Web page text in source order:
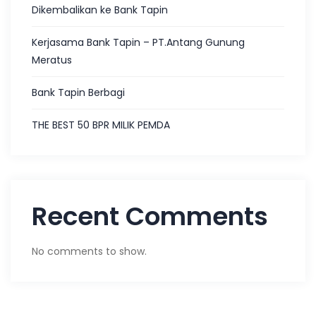
Dikembalikan ke Bank Tapin
Kerjasama Bank Tapin – PT.Antang Gunung
Meratus
Bank Tapin Berbagi
THE BEST 50 BPR MILIK PEMDA
Recent Comments
No comments to show.